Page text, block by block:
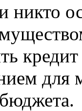
никто
кредит
для